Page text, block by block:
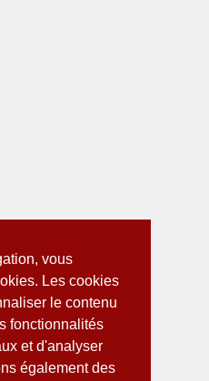
vous
Les cookies
le contenu
fonctionnalités
et d'analyser
également des